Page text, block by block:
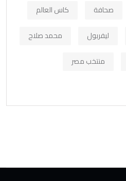
صحافة
كاس العالم
ليفربول
محمد صلاح
منتخب مصر